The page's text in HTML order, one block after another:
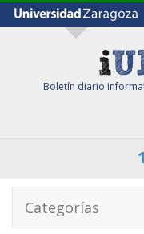
Boletín diario
Categorías